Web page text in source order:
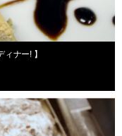
ナー! 】